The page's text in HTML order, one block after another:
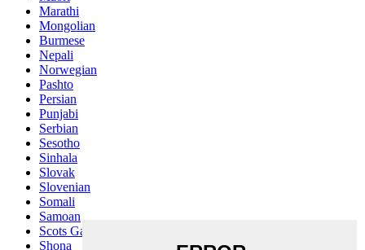
Marathi
Mongolian
Burmese
Nepali
Norwegian
Pashto
Persian
Punjabi
Serbian
Sesotho
Sinhala
Slovak
Slovenian
Somali
Samoan
Scots Gaelic
Shona